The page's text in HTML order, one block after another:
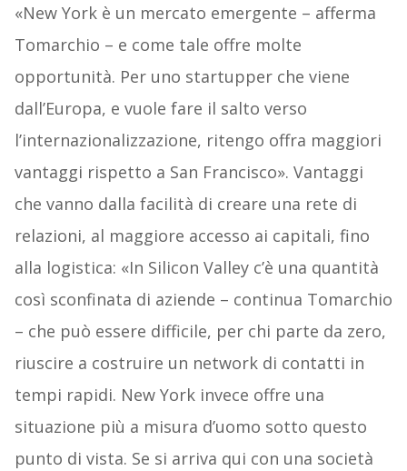
«New York è un mercato emergente – afferma
Tomarchio – e come tale offre molte
opportunità. Per uno startupper che viene
dall’Europa, e vuole fare il salto verso
l’internazionalizzazione, ritengo offra maggiori
vantaggi rispetto a San Francisco». Vantaggi
che vanno dalla facilità di creare una rete di
relazioni, al maggiore accesso ai capitali, fino
alla logistica: «In Silicon Valley c’è una quantità
così sconfinata di aziende – continua Tomarchio
– che può essere difficile, per chi parte da zero,
riuscire a costruire un network di contatti in
tempi rapidi. New York invece offre una
situazione più a misura d’uomo sotto questo
punto di vista. Se si arriva qui con una società